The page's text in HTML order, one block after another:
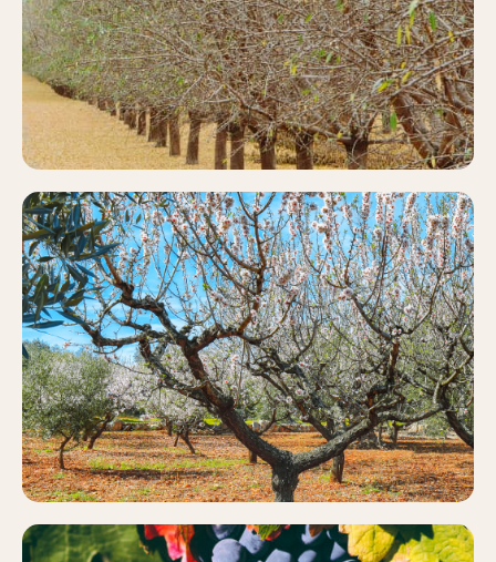
Más información
ALMENDRO
Más información